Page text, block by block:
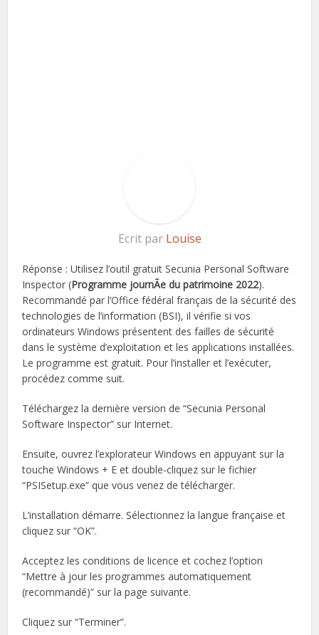
Ecrit par Louise
Réponse : Utilisez l’outil gratuit Secunia Personal Software
Inspector (Programme journÃe du patrimoine 2022).
Recommandé par l’Office fédéral français de la sécurité des
technologies de l’information (BSI), il vérifie si vos
ordinateurs Windows présentent des failles de sécurité
dans le système d’exploitation et les applications installées.
Le programme est gratuit. Pour l’installer et l’exécuter,
procédez comme suit.
Téléchargez la dernière version de “Secunia Personal
Software Inspector” sur Internet.
Ensuite, ouvrez l’explorateur Windows en appuyant sur la
touche Windows + E et double-cliquez sur le fichier
“PSISetup.exe” que vous venez de télécharger.
L’installation démarre. Sélectionnez la langue française et
cliquez sur “OK”.
Acceptez les conditions de licence et cochez l’option
“Mettre à jour les programmes automatiquement
(recommandé)” sur la page suivante.
Cliquez sur “Terminer”.